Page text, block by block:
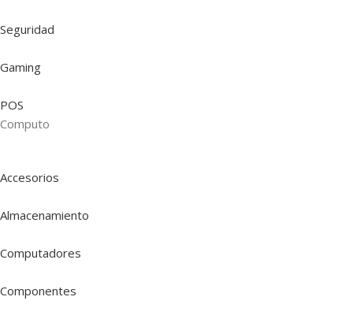
Seguridad
Gaming
POS
Computo
Accesorios
Almacenamiento
Computadores
Componentes